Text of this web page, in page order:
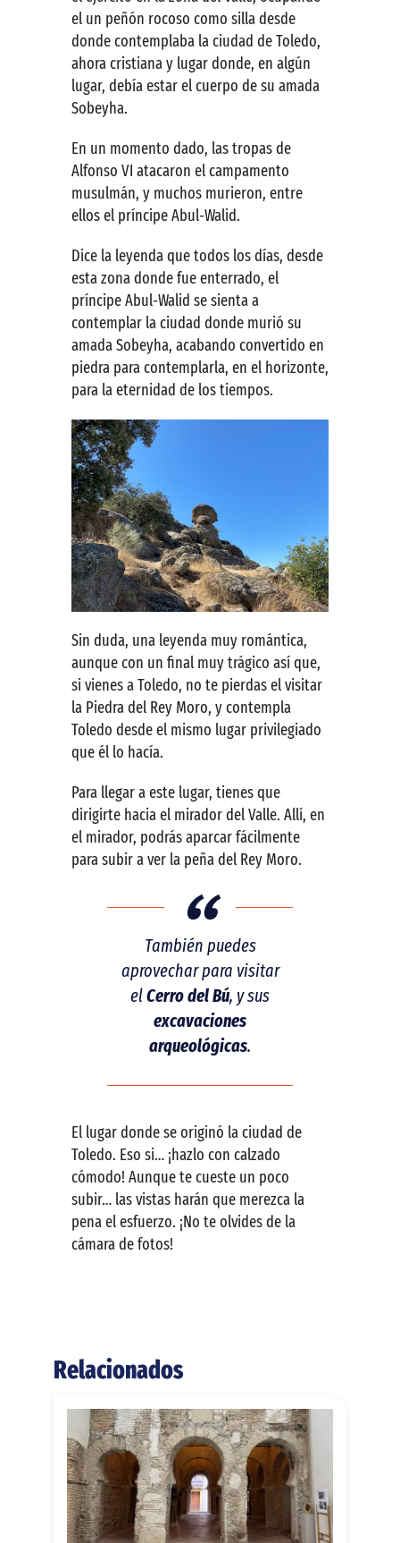
el un peñón rocoso como silla desde
donde contemplaba la ciudad de Toledo,
ahora cristiana y lugar donde, en algún
lugar, debía estar el cuerpo de su amada
Sobeyha.
En un momento dado, las tropas de
Alfonso VI atacaron el campamento
musulmán, y muchos murieron, entre
ellos el príncipe Abul-Walid.
Dice la leyenda que todos los días, desde
esta zona donde fue enterrado, el
príncipe Abul-Walid se sienta a
contemplar la ciudad donde murió su
amada Sobeyha, acabando convertido en
piedra para contemplarla, en el horizonte,
para la eternidad de los tiempos.
Sin duda, una leyenda muy romántica,
aunque con un final muy trágico así que,
si vienes a Toledo, no te pierdas el visitar
la Piedra del Rey Moro, y contempla
Toledo desde el mismo lugar privilegiado
que él lo hacía.
Para llegar a este lugar, tienes que
dirigirte hacia el mirador del Valle. Allí, en
el mirador, podrás aparcar fácilmente
para subir a ver la peña del Rey Moro.
También puedes
aprovechar para visitar
elCerro del Bú, y sus
excavaciones
arqueológicas.
El lugar donde se originó la ciudad de
Toledo. Eso si… ¡hazlo con calzado
cómodo! Aunque te cueste un poco
subir… las vistas harán que merezca la
pena el esfuerzo. ¡No te olvides de la
cámara de fotos!
Relacionados